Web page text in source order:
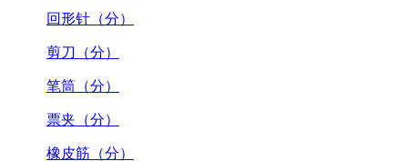
回形针（分）
剪刀（分）
笔筒（分）
票夹（分）
橡皮筋（分）